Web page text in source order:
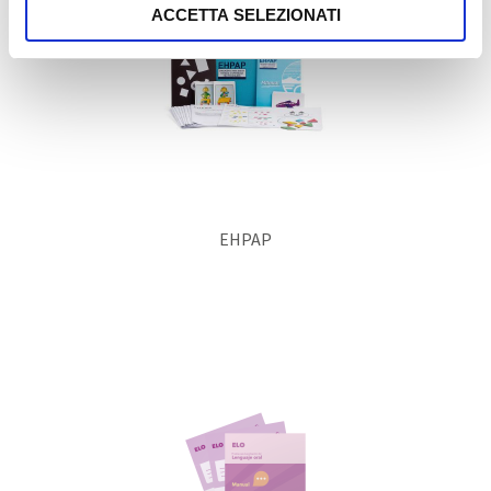
ACCETTA SELEZIONATI
EHPAP